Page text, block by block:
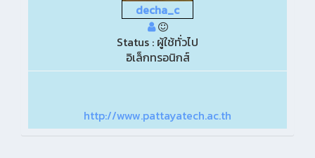
decha_c
Status : ผู้ใช้ทั่วไป
อิเล็กทรอนิกส์
http://www.pattayatech.ac.th